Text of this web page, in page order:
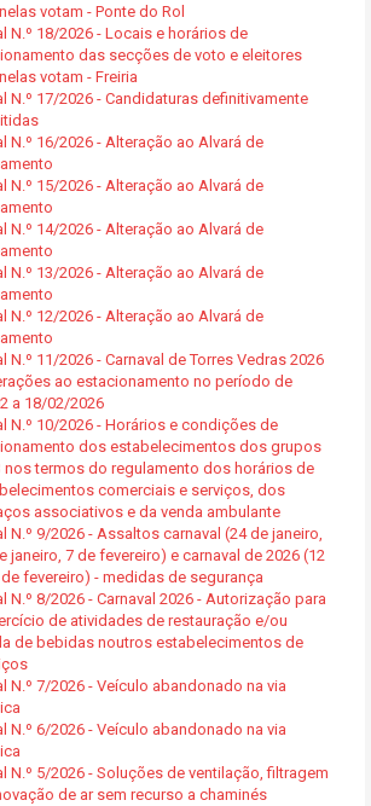
votam - Ponte do Rol
N.º 18/2026 - Locais e horários de
das secções de voto e eleitores
votam - Freiria
N.º 17/2026 - Candidaturas definitivamente
N.º 16/2026 - Alteração ao Alvará de
N.º 15/2026 - Alteração ao Alvará de
N.º 14/2026 - Alteração ao Alvará de
N.º 13/2026 - Alteração ao Alvará de
N.º 12/2026 - Alteração ao Alvará de
N.º 11/2026 - Carnaval de Torres Vedras 2026
ao estacionamento no período de
a 18/02/2026
N.º 10/2026 - Horários e condições de
dos estabelecimentos dos grupos
nos termos do regulamento dos horários de
comerciais e serviços, dos
associativos e da venda ambulante
N.º 9/2026 - Assaltos carnaval (24 de janeiro,
janeiro, 7 de fevereiro) e carnaval de 2026 (12
de fevereiro) - medidas de segurança
N.º 8/2026 - Carnaval 2026 - Autorização para
de atividades de restauração e/ou
de bebidas noutros estabelecimentos de
N.º 7/2026 - Veículo abandonado na via
N.º 6/2026 - Veículo abandonado na via
N.º 5/2026 - Soluções de ventilação, filtragem
de ar sem recurso a chaminés